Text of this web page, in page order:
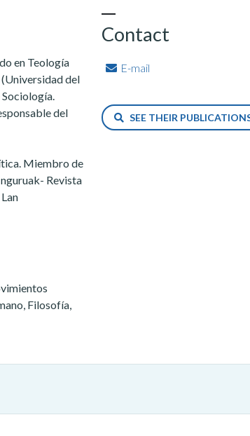
en Teología
del
del
Miembro de
Revista
Filosofía,
Contact
E-mail
SEE THEIR